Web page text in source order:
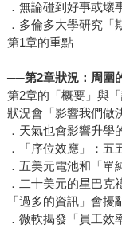
．無論碰到好事或
．多倫多大學研究「
第1章的重點
──第2章狀況：周圍
第2章的「概要」與「
狀況會「影響我們做
．天氣也會影響升學
．「序位效應」：五
．五美元電池和「單
．二十美元的星巴克
「過多的資訊」會擾
．微軟揭發「員工效